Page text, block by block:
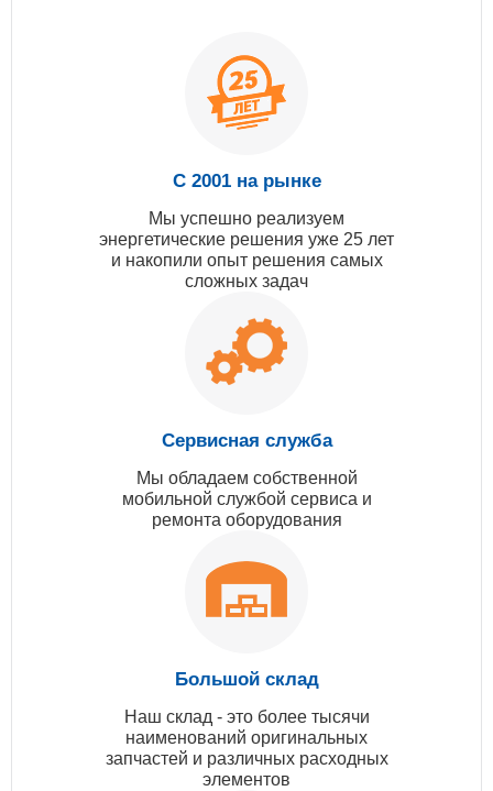
С 2001 на рынке
Мы успешно реализуем
энергетические решения уже 25 лет
и накопили опыт решения самых
сложных задач
Сервисная служба
Мы обладаем собственной
мобильной службой сервиса и
ремонта оборудования
Большой склад
Наш склад - это более тысячи
наименований оригинальных
запчастей и различных расходных
элементов